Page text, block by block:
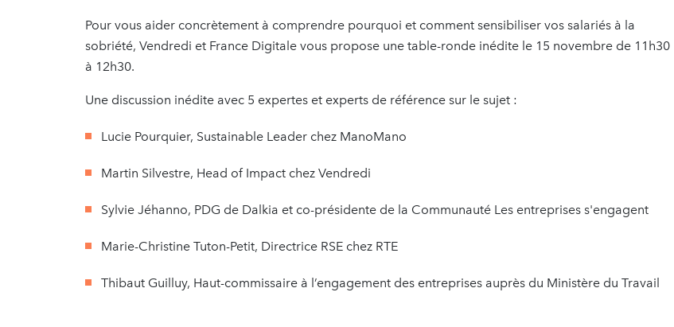
Pour vous aider concrètement à comprendre pourquoi et comment sensibiliser vos salariés à la
sobriété, Vendredi et France Digitale vous propose une table-ronde inédite le 15 novembre de 11h30
à 12h30.
Une discussion inédite avec 5 expertes et experts de référence sur le sujet :
Lucie Pourquier, Sustainable Leader chez ManoMano
Martin Silvestre, Head of Impact chez Vendredi
Sylvie Jéhanno, PDG de Dalkia et co-présidente de la Communauté Les entreprises s'engagent
Marie-Christine Tuton-Petit, Directrice RSE chez RTE
Thibaut Guilluy, Haut-commissaire à l’engagement des entreprises auprès du Ministère du Travail